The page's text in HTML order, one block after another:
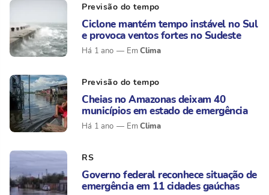
Previsão do tempo
Ciclone mantém tempo instável no Sul
e provoca ventos fortes no Sudeste
Há 1 ano Clima
Previsão do tempo
Cheias no Amazonas deixam 40
municípios em estado de emergência
Há 1 ano Clima
RS
Governo federal reconhece situação de
emergência em 11 cidades gaúchas